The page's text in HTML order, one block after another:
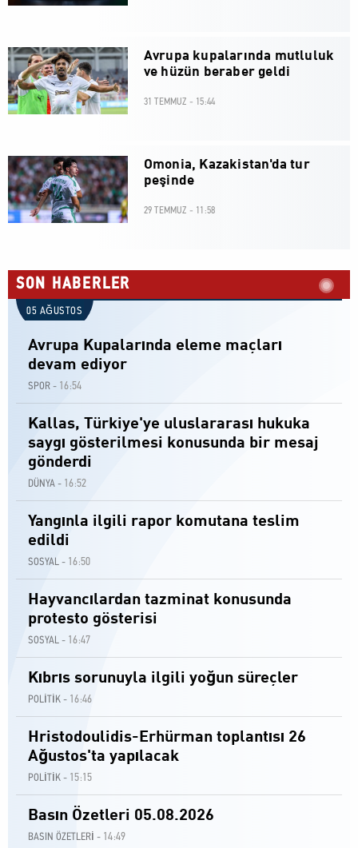
Avrupa kupalarında mutluluk
ve hüzün beraber geldi
31 TEMMUZ - 15:44
Omonia, Kazakistan'da tur
peşinde
29 TEMMUZ - 11:58
SON HABERLER
05 AĞUSTOS
Avrupa Kupalarında eleme maçları
devam ediyor
SPOR - 16:54
Kallas, Türkiye'ye uluslararası hukuka
saygı gösterilmesi konusunda bir mesaj
gönderdi
DÜNYA - 16:52
Yangınla ilgili rapor komutana teslim
edildi
SOSYAL - 16:50
Hayvancılardan tazminat konusunda
protesto gösterisi
SOSYAL - 16:47
Kıbrıs sorunuyla ilgili yoğun süreçler
POLİTİK - 16:46
Hristodoulidis-Erhürman toplantısı 26
Ağustos'ta yapılacak
POLİTİK - 15:15
Basın Özetleri 05.08.2026
BASIN ÖZETLERİ - 14:49